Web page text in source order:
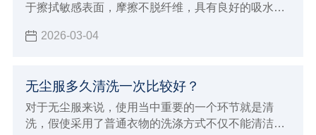
于擦拭敏感表面，摩擦不脱纤维，具有良好的吸水性
2026-03-04
无尘服多久清洗一次比较好？
对于无尘服来说，使用当中重要的一个环节就是清
洗，假使采用了普通衣物的洗涤方式不仅不能清洁和